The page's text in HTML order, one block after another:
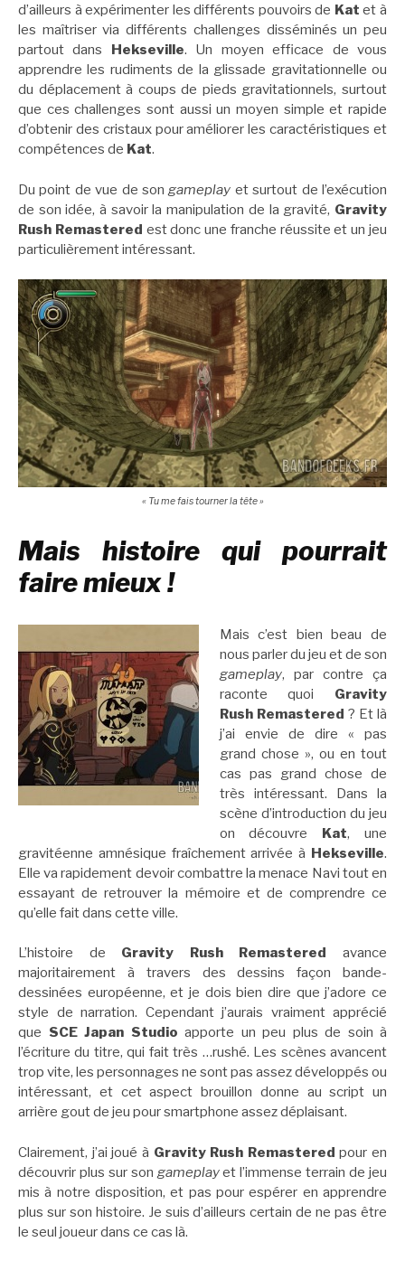
d’ailleurs à expérimenter les différents pouvoirs de Kat et à
les maîtriser via différents challenges disséminés un peu
partout dans Hekseville. Un moyen efficace de vous
apprendre les rudiments de la glissade gravitationnelle ou
du déplacement à coups de pieds gravitationnels, surtout
que ces challenges sont aussi un moyen simple et rapide
d’obtenir des cristaux pour améliorer les caractéristiques et
compétences de Kat.
Du point de vue de songameplay et surtout de l’exécution
de son idée, à savoir la manipulation de la gravité, Gravity
Rush Remastered est donc une franche réussite et un jeu
particulièrement intéressant.
« Tu me fais tourner la tête »
Mais histoire qui pourrait
faire mieux !
Mais c’est bien beau de
nous parler du jeu et de son
gameplay, par contre ça
raconte quoi Gravity
Rush Remastered ? Et là
j’ai envie de dire « pas
grand chose », ou en tout
cas pas grand chose de
très intéressant. Dans la
scène d’introduction du jeu
on découvre Kat, une
gravitéenne amnésique fraîchement arrivée à Hekseville.
Elle va rapidement devoir combattre la menace Navi tout en
essayant de retrouver la mémoire et de comprendre ce
qu’elle fait dans cette ville.
L’histoire de Gravity Rush Remastered
avance
majoritairement à travers des dessins façon bande-
dessinées européenne, et je dois bien dire que j’adore ce
style de narration. Cependant j’aurais vraiment apprécié
que SCE Japan Studio apporte un peu plus de soin à
l’écriture du titre, qui fait très …rushé. Les scènes avancent
trop vite, les personnages ne sont pas assez développés ou
intéressant, et cet aspect brouillon donne au script un
arrière gout de jeu pour smartphone assez déplaisant.
Clairement, j’ai joué à Gravity Rush Remastered pour en
découvrir plus sur son gameplayet l’immense terrain de jeu
mis à notre disposition, et pas pour espérer en apprendre
plus sur son histoire. Je suis d’ailleurs certain de ne pas être
le seul joueur dans ce cas là.